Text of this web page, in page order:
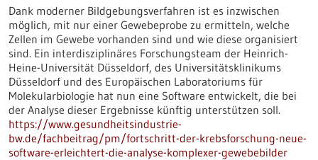
Dank moderner Bildgebungsverfahren ist es inzwischen
möglich, mit nur einer Gewebeprobe zu ermitteln, welche
Zellen im Gewebe vorhanden sind und wie diese organisiert
sind. Ein interdisziplinäres Forschungsteam der Heinrich-
Heine-Universität Düsseldorf, des Universitätsklinikums
Düsseldorf und des Europäischen Laboratoriums für
Molekularbiologie hat nun eine Software entwickelt, die bei
der Analyse dieser Ergebnisse künftig unterstützen soll.
https://www.gesundheitsindustrie-
bw.de/fachbeitrag/pm/fortschritt-der-krebsforschung-neue-
software-erleichtert-die-analyse-komplexer-gewebebilder